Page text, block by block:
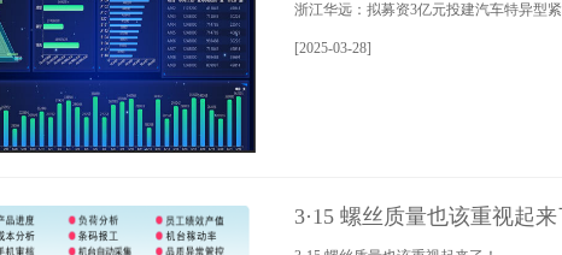
浙江华远：拟募资3亿元投建汽车特异型
[2025-03-28]
3·15 螺丝质量也该重视起来